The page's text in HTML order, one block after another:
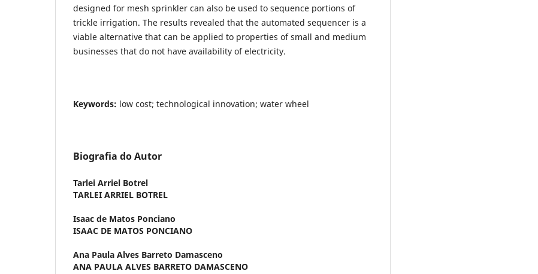
designed for mesh sprinkler can also be used to sequence portions of
trickle irrigation. The results revealed that the automated sequencer is a
viable alternative that can be applied to properties of small and medium
businesses that do not have availability of electricity.
Keywords: low cost; technological innovation; water wheel
Biografia do Autor
Tarlei Arriel Botrel
TARLEI ARRIEL BOTREL
Isaac de Matos Ponciano
ISAAC DE MATOS PONCIANO
Ana Paula Alves Barreto Damasceno
ANA PAULA ALVES BARRETO DAMASCENO